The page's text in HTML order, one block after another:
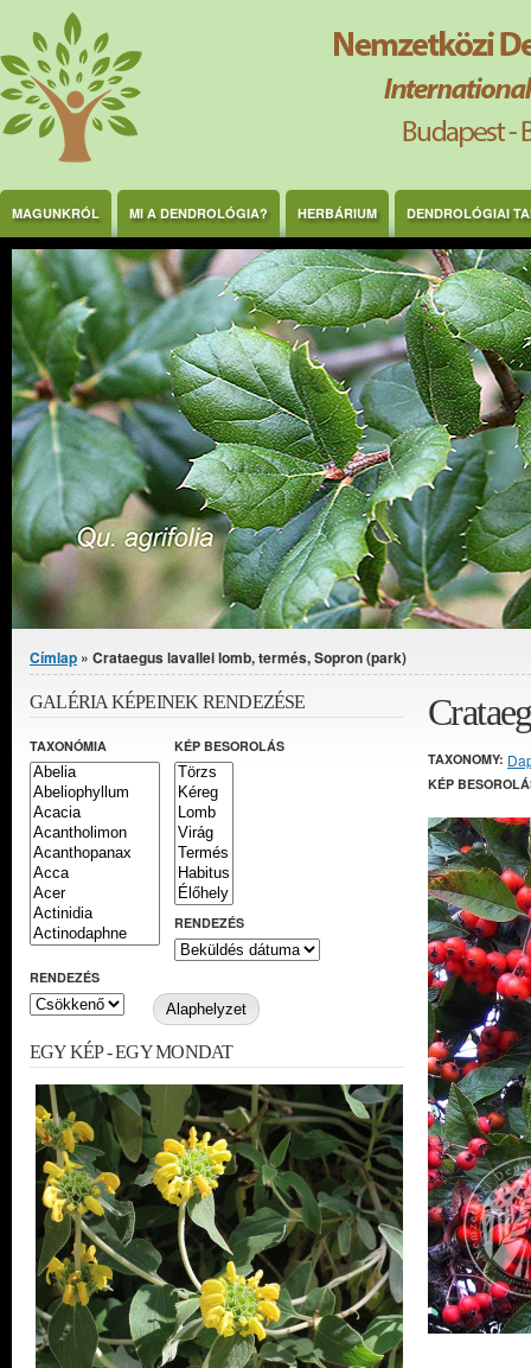
Ugrás a tartalomra
MAGUNKRÓL MI A DENDROLÓGIA? HERBÁRIUM DENDROLÓGIAI
Jelenlegi hely
Címlap » Crataegus lavallei lomb, termés, Sopron (park)
TAXONOMY:
KÉP
GALÉRIA KÉPEINEK RENDEZÉSE
TAXONÓMIA KÉP BESOROLÁS
RENDEZÉS
RENDEZÉS
EGY KÉP - EGY MONDAT